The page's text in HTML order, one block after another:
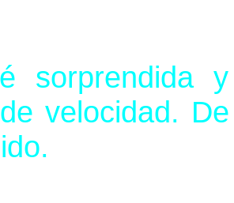
sorprendida
velocidad.